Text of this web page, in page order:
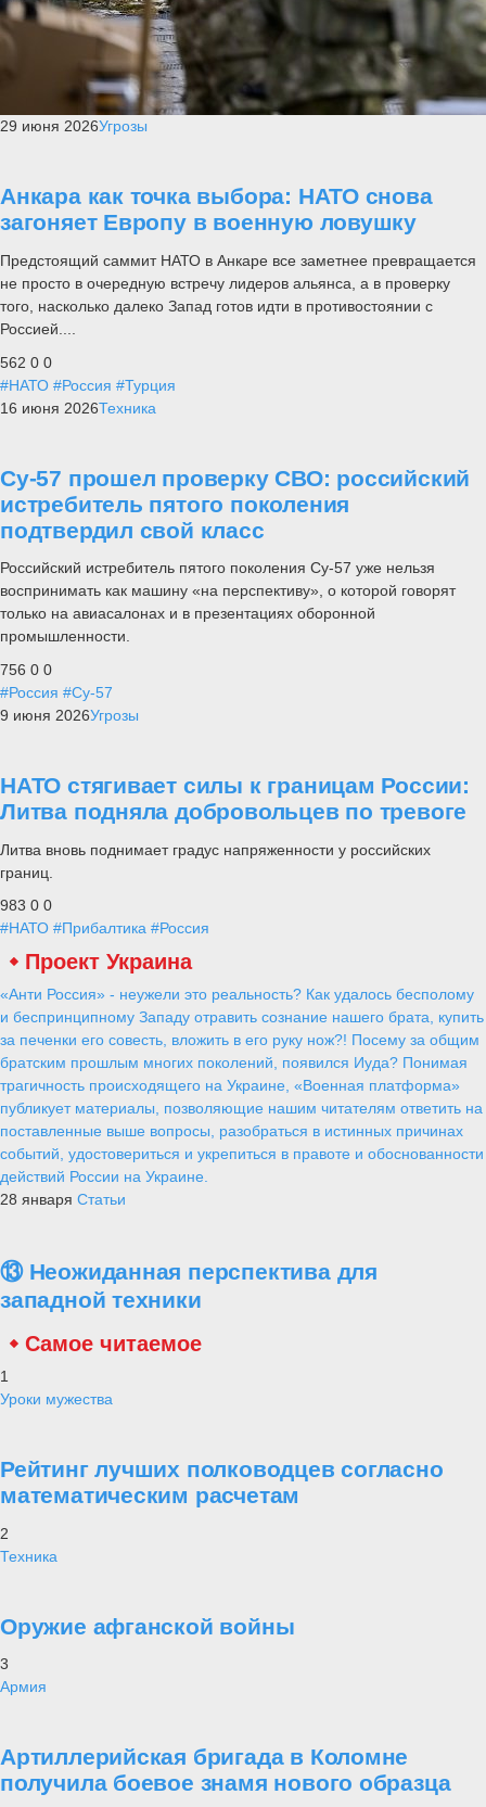
29 июня 2026Угрозы
Анкара как точка выбора: НАТО снова
загоняет Европу в военную ловушку
Предстоящий саммит НАТО в Анкаре все заметнее превращается
не просто в очередную встречу лидеров альянса, а в проверку
того, насколько далеко Запад готов идти в противостоянии с
Россией....
562 0 0
#НАТО #Россия #Турция
16 июня 2026Техника
Су-57 прошел проверку СВО: российский
истребитель пятого поколения
подтвердил свой класс
Российский истребитель пятого поколения Су-57 уже нельзя
воспринимать как машину «на перспективу», о которой говорят
только на авиасалонах и в презентациях оборонной
промышленности.
756 0 0
#Россия #Су-57
9 июня 2026Угрозы
НАТО стягивает силы к границам России:
Литва подняла добровольцев по тревоге
Литва вновь поднимает градус напряженности у российских
границ.
983 0 0
#НАТО #Прибалтика #Россия
Проект Украина
«Анти Россия» - неужели это реальность? Как удалось бесполому
и беспринципному Западу отравить сознание нашего брата, купить
за печенки его совесть, вложить в его руку нож?! Посему за общим
братским прошлым многих поколений, появился Иуда? Понимая
трагичность происходящего на Украине, «Военная платформа»
публикует материалы, позволяющие нашим читателям ответить на
поставленные выше вопросы, разобраться в истинных причинах
событий, удостовериться и укрепиться в правоте и обоснованности
действий России на Украине.
28 января Статьи
⑬ Неожиданная перспектива для
западной техники
Самое читаемое
1
Уроки мужества
Рейтинг лучших полководцев согласно
математическим расчетам
2
Техника
Оружие афганской войны
3
Армия
Артиллерийская бригада в Коломне
получила боевое знамя нового образца